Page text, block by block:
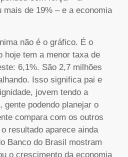
mais de 19% – e a economia
não é o gráfico. É o
hoje tem a menor taxa de
6,1%. São 2,7 milhões
Isso significa pai e
jovem tendo a
gente podendo planejar o
compara com os outros
resultado aparece ainda
Banco do Brasil mostram
o crescimento da economia